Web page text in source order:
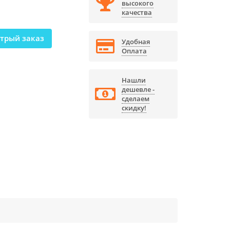
заказ
высокого
качества
Удобная
Оплата
Нашли
дешевле -
сделаем
скидку!